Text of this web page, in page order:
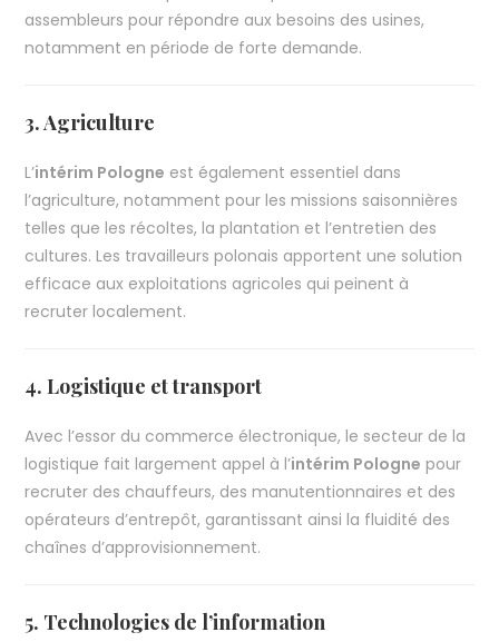
assembleurs pour répondre aux besoins des usines,
notamment en période de forte demande.
3. Agriculture
L’intérim Pologne est également essentiel dans
l’agriculture, notamment pour les missions saisonnières
telles que les récoltes, la plantation et l’entretien des
cultures. Les travailleurs polonais apportent une solution
efficace aux exploitations agricoles qui peinent à
recruter localement.
4. Logistique et transport
Avec l’essor du commerce électronique, le secteur de la
logistique fait largement appel à l’intérim Pologne pour
recruter des chauffeurs, des manutentionnaires et des
opérateurs d’entrepôt, garantissant ainsi la fluidité des
chaînes d’approvisionnement.
5. Technologies de l’information